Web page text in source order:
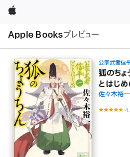
Apple
Apple Booksプレビュー
ル
公家武者信
狐のち
とはじ
佐々木裕一